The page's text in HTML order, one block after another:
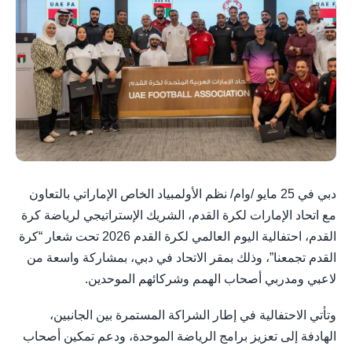
دبي في 25 مايو /وام/ نظم الأولمبياد الخاص الإماراتي بالتعاون
مع اتحاد الإمارات لكرة القدم، الشريك الإستراتيجي لرياضة كرة
القدم، احتفالية اليوم العالمي لكرة القدم 2026 تحت شعار “كرة
القدم تجمعنا”، وذلك بمقر الاتحاد في دبي، بمشاركة واسعة من
لاعبي ومدربي أصحاب الهمم وشركائهم الموحدين.
وتأتي الاحتفالية في إطار الشراكة المستمرة بين الجانبين،
الهادفة إلى تعزيز برامج الرياضة الموحدة، ودعم تمكين أصحاب